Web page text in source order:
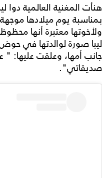
بمناسبة يوم ميلادها
ولأخوتها معتبرة أنها
ليبا صورة لوالدتها في
جانب أمها، وعلقت عليها: "
صديقاتي".